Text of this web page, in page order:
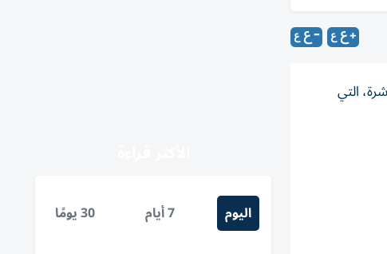
⁠التي
اليوم 7 أيام 30 يومًا